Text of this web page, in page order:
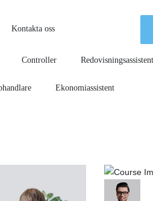
Kontakta oss
Controller Redovisningsassistent
Ekonomiassistent